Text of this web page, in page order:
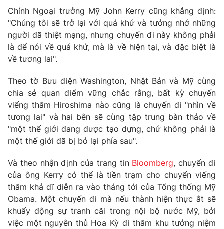
VTV Sức khoẻ Bất động sản
Thị trường 24h Tấm lòng Việt
VTV4
VTV9 VTV8
Liên hệ tòa soạn English
THỜI BÁO VTV
Theo dõi báo trên
Chính Ngoại trưởng Mỹ John Kerry cũng khẳng định:
"Chúng tôi sẽ trở lại với quá khứ và tưởng nhớ những
người đã thiệt mạng, nhưng chuyến đi này không phải
là để nói về quá khứ, mà là về hiện tại, và đặc biệt là
về tương lai".
Theo tờ Bưu điện Washington, Nhật Bản và Mỹ cùng
chia sẻ quan điểm vững chắc rằng, bất kỳ chuyến
viếng thăm Hiroshima nào cũng là chuyến đi "nhìn về
tương lai" và hai bên sẽ cùng tập trung bàn thảo về
"một thế giới đang được tạo dựng, chứ không phải là
một thế giới đã bị bỏ lại phía sau".
Và theo nhận định của trang tin Bloomberg, chuyến đi
của ông Kerry có thể là tiền trạm cho chuyến viếng
thăm khả dĩ diễn ra vào tháng tới của Tổng thống Mỹ
Obama. Một chuyến đi mà nếu thành hiện thực ắt sẽ
khuấy động sự tranh cãi trong nội bộ nước Mỹ, bởi
việc một nguyên thủ Hoa Kỳ đi thăm khu tưởng niệm